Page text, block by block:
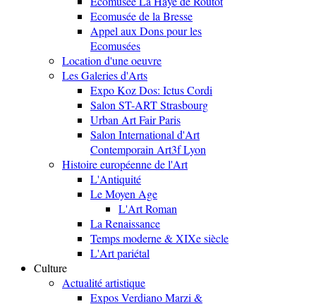
Ecomusée de la Bresse
Appel aux Dons pour les
Ecomusées
Location d'une oeuvre
Les Galeries d'Arts
Expo Koz Dos: Ictus Cordi
Salon ST-ART Strasbourg
Urban Art Fair Paris
Salon International d'Art
Contemporain Art3f Lyon
Histoire européenne de l'Art
L'Antiquité
Le Moyen Age
L'Art Roman
La Renaissance
Temps moderne & XIXe siècle
L'Art pariétal
Culture
Actualité artistique
Expos Verdiano Marzi &